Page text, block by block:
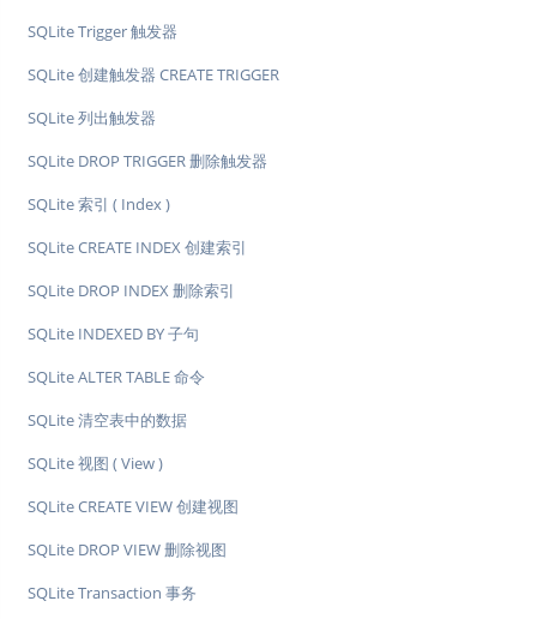
SQLite Trigger 触发器
SQLite 创建触发器 CREATE TRIGGER
SQLite 列出触发器
SQLite DROP TRIGGER 删除触发器
SQLite 索引 ( Index )
SQLite CREATE INDEX 创建索引
SQLite DROP INDEX 删除索引
SQLite INDEXED BY 子句
SQLite ALTER TABLE 命令
SQLite 清空表中的数据
SQLite 视图 ( View )
SQLite CREATE VIEW 创建视图
SQLite DROP VIEW 删除视图
SQLite Transaction 事务